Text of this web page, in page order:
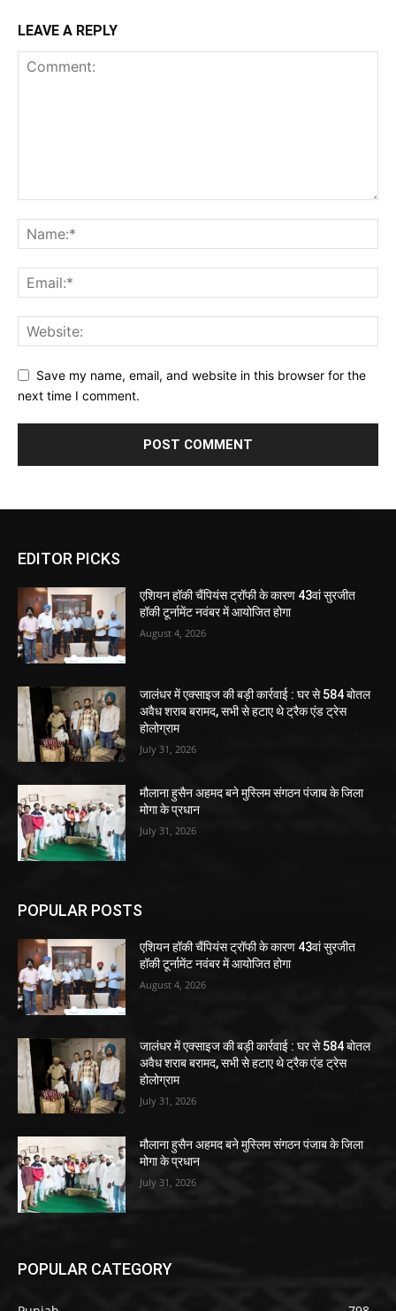
LEAVE A REPLY
Save my name, email, and website in this browser for the
next time I comment.
EDITOR PICKS
एशियन हॉकी चैंपियंस ट्रॉफी के कारण 43वां सुरजीत
हॉकी टूर्नामेंट नवंबर में आयोजित होगा
August 4, 2026
जालंधर में एक्साइज की बड़ी कार्रवाई : घर से 584 बोतल
अवैध शराब बरामद, सभी से हटाए थे ट्रैक एंड ट्रेस
होलोग्राम
July 31, 2026
मौलाना हुसैन अहमद बने मुस्लिम संगठन पंजाब के जिला
मोगा के प्रधान
July 31, 2026
POPULAR POSTS
एशियन हॉकी चैंपियंस ट्रॉफी के कारण 43वां सुरजीत
हॉकी टूर्नामेंट नवंबर में आयोजित होगा
August 4, 2026
जालंधर में एक्साइज की बड़ी कार्रवाई : घर से 584 बोतल
अवैध शराब बरामद, सभी से हटाए थे ट्रैक एंड ट्रेस
होलोग्राम
July 31, 2026
मौलाना हुसैन अहमद बने मुस्लिम संगठन पंजाब के जिला
मोगा के प्रधान
July 31, 2026
POPULAR CATEGORY